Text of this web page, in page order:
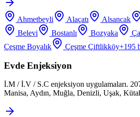
Ahmetbeyli Alaçatı Alsancak
Belevi
Bostanlı Bozyaka
Çeşme Boyalık
Çeşme Çiftlikköy+195
Evde Enjeksiyon
İ.M / İ.V / S.C enjeksiyon uygulamaları.
Manisa, Aydın, Muğla, Denizli, Uşak,